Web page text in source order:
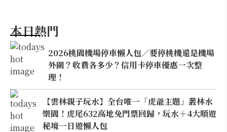
本日熱門
2026桃園機場停車懶人包／要停桃機還是機場
外圍？收費各多少？信用卡停車優惠一次整
理！
【雲林親子玩水】全台唯一「虎爺主題」叢林水
樂園！虎尾632高地免門票回歸，玩水＋4大順遊
秘境一日遊懶人包